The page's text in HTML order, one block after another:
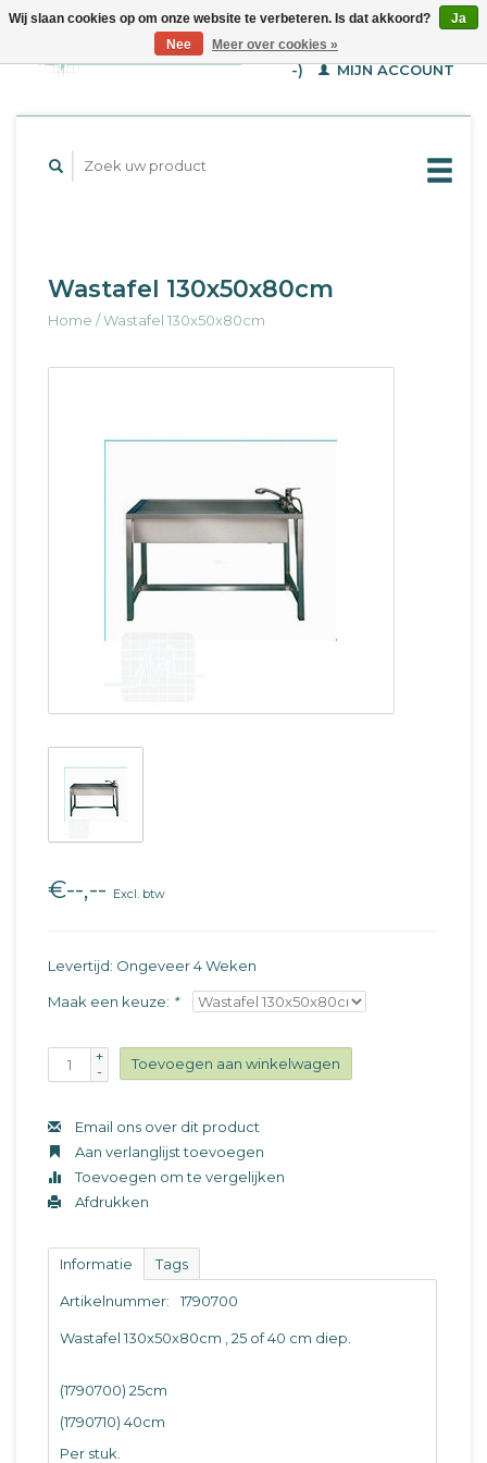
WINKELWAGEN (€--,-
-)
MIJN ACCOUNT
Wastafel 130x50x80cm
Home /Wastafel 130x50x80cm
€--,-- Excl. btw
Levertijd: Ongeveer 4 Weken
Maak een keuze: *
+
-
Toevoegen aan winkelwagen
Email ons over dit product
Aan verlanglijst toevoegen
Toevoegen om te vergelijken
Afdrukken
Informatie Tags
Artikelnummer: 1790700
Wastafel 130x50x80cm , 25 of 40 cm diep.
(1790700) 25cm
(1790710) 40cm
Per stuk.
Wij slaan cookies op om onze website te verbeteren. Is dat akkoord?
Ja
Nee
Meer over cookies »